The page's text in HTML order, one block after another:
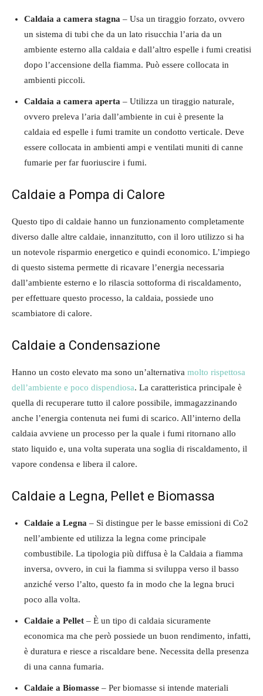
Caldaia a camera stagna – Usa un tiraggio forzato, ovvero
un sistema di tubi che da un lato risucchia l’aria da un
ambiente esterno alla caldaia e dall’altro espelle i fumi creatisi
dopo l’accensione della fiamma. Può essere collocata in
ambienti piccoli.
Caldaia a camera aperta – Utilizza un tiraggio naturale,
ovvero preleva l’aria dall’ambiente in cui è presente la
caldaia ed espelle i fumi tramite un condotto verticale. Deve
essere collocata in ambienti ampi e ventilati muniti di canne
fumarie per far fuoriuscire i fumi.
Caldaie a Pompa di Calore
Questo tipo di caldaie hanno un funzionamento completamente
diverso dalle altre caldaie, innanzitutto, con il loro utilizzo si ha
un notevole risparmio energetico e quindi economico. L’impiego
di questo sistema permette di ricavare l’energia necessaria
dall’ambiente esterno e lo rilascia sottoforma di riscaldamento,
per effettuare questo processo, la caldaia, possiede uno
scambiatore di calore.
Caldaie a Condensazione
Hanno un costo elevato ma sono un’alternativa molto rispettosa
dell’ambiente e poco dispendiosa. La caratteristica principale è
quella di recuperare tutto il calore possibile, immagazzinando
anche l’energia contenuta nei fumi di scarico. All’interno della
caldaia avviene un processo per la quale i fumi ritornano allo
stato liquido e, una volta superata una soglia di riscaldamento, il
vapore condensa e libera il calore.
Caldaie a Legna, Pellet e Biomassa
Caldaie a Legna – Si distingue per le basse emissioni di Co2
nell’ambiente ed utilizza la legna come principale
combustibile. La tipologia più diffusa è la Caldaia a fiamma
inversa, ovvero, in cui la fiamma si sviluppa verso il basso
anziché verso l’alto, questo fa in modo che la legna bruci
poco alla volta.
Caldaie a Pellet – È un tipo di caldaia sicuramente
economica ma che però possiede un buon rendimento, infatti,
è duratura e riesce a riscaldare bene. Necessita della presenza
di una canna fumaria.
Caldaie a Biomasse – Per biomasse si intende materiali